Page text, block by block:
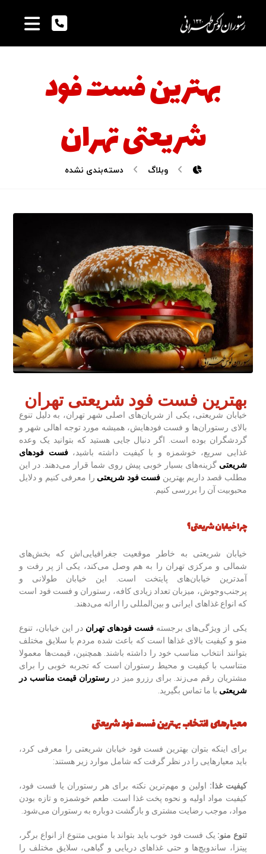
بهترین فست فود
شریعتی تهران
وبلاگ دسته‌بندی نشده
بهترین فست فود شریعتی تهران
خیابان شریعتی، یکی از شریان‌های اصلی شهر تهران، به دلیل تنوع
بالای رستوران‌ها و فست فودهایش، همیشه مورد توجه اهالی شهر و
گردشگران بوده است. اگر دنبال جایی هستید که بتوانید یک وعده
غذایی سریع، خوشمزه و با کیفیت داشته باشید، فست فودهای
شریعتی گزینه‌های بسیار خوبی پیش روی شما قرار می‌دهند. در این
مطلب قصد داریم بهترین فست فود شریعتی را معرفی کنیم و دلایل
محبوبیت آن را بررسی کنیم.
چرا خیابان شریعتی؟
خیابان شریعتی به خاطر موقعیت جغرافیایی‌اش که بخش‌های
شمالی و مرکزی تهران را به هم وصل می‌کند، یکی از پر رفت و
آمدترین خیابان‌های پایتخت است. این خیابان طولانی و
پرجنب‌وجوش، میزبان تعداد زیادی کافه، رستوران و فست فود است
که انواع غذاهای ایرانی و بین‌المللی را ارائه می‌دهند.
یکی از ویژگی‌های برجسته فست فودهای تهران در این خیابان، تنوع
منو و کیفیت بالای غذاها است که باعث شده مردم با سلایق مختلف
بتوانند انتخاب مناسب خود را داشته باشند. همچنین، قیمت‌ها معمولا
متناسب با کیفیت و محیط رستوران است که تجربه خوبی را برای
مشتریان رقم می‌زند. برای رزرو میز در رستوران قیمت مناسب در
شریعتی با ما تماس بگیرید.
معیارهای انتخاب بهترین فست فود شریعتی
برای اینکه بتوان بهترین فست فود خیابان شریعتی را معرفی کرد،
باید معیارهایی را در نظر گرفت که شامل موارد زیر هستند:
کیفیت غذا : اولین و مهم‌ترین نکته برای هر رستوران یا فست فود،
کیفیت مواد اولیه و نحوه پخت غذا است. طعم خوشمزه و تازه بودن
مواد، موجب رضایت مشتری و بازگشت دوباره به رستوران می‌شود.
تنوع منو: یک فست فود خوب باید بتواند با منویی متنوع از انواع برگر،
پیتزا، ساندویچ‌ها و حتی غذاهای دریایی و گیاهی، سلایق مختلف را